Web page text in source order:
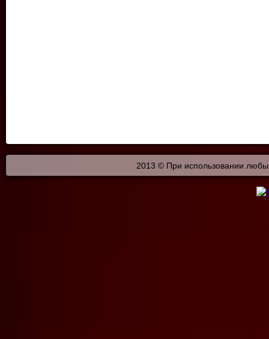
2013 © При использовании